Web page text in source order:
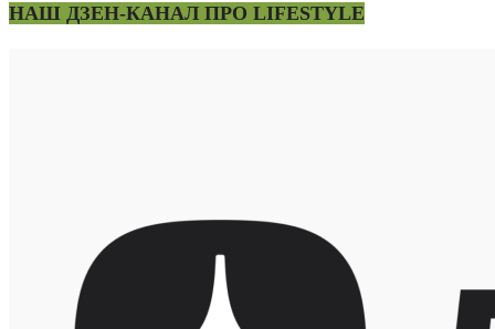
НАШ ДЗЕН-КАНАЛ ПРО LIFESTYLE